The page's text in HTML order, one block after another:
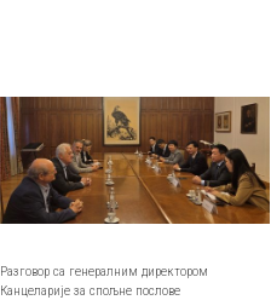
Разговор са генералним директором
Канцеларије за спољне послове